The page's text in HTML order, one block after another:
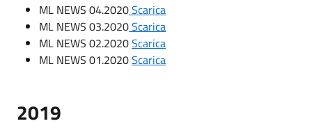
ML NEWS 04.2020Scarica
ML NEWS 03.2020Scarica
ML NEWS 02.2020Scarica
ML NEWS 01.2020Scarica
2019